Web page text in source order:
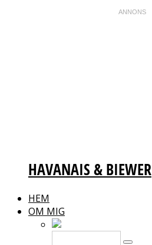
HAVANAIS & BIEWER
HEM
OM MIG